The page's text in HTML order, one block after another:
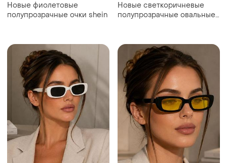
Новые фиолетовые
полупрозрачные очки shein
Новые светкоричневые
полупрозрачные овальные